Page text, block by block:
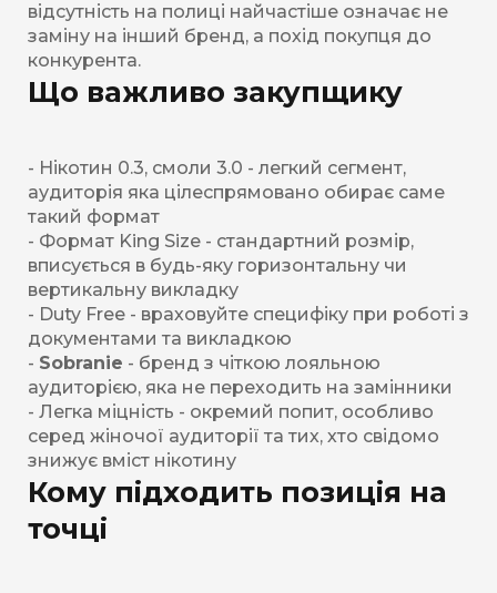
відсутність на полиці найчастіше означає не
заміну на інший бренд, а похід покупця до
конкурента.
Що важливо закупщику
- Нікотин 0.3, смоли 3.0 - легкий сегмент,
аудиторія яка цілеспрямовано обирає саме
такий формат
- Формат King Size - стандартний розмір,
вписується в будь-яку горизонтальну чи
вертикальну викладку
- Duty Free - враховуйте специфіку при роботі з
документами та викладкою
- Sobranie - бренд з чіткою лояльною
аудиторією, яка не переходить на замінники
- Легка міцність - окремий попит, особливо
серед жіночої аудиторії та тих, хто свідомо
знижує вміст нікотину
Кому підходить позиція на
точці